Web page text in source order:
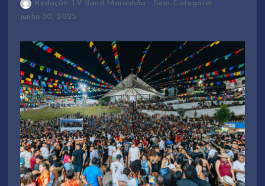
Redação TV Band Maranhão
Sem-Categoria
junho 30, 2025